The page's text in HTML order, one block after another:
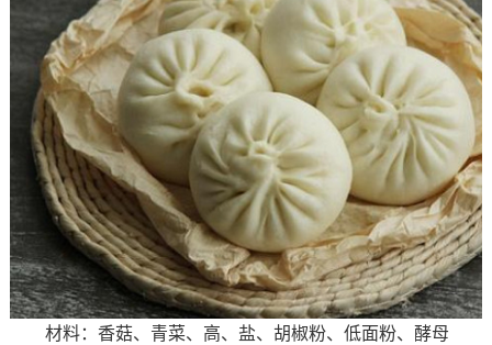
材料：香菇、青菜、高、盐、胡椒粉、低面粉、酵母